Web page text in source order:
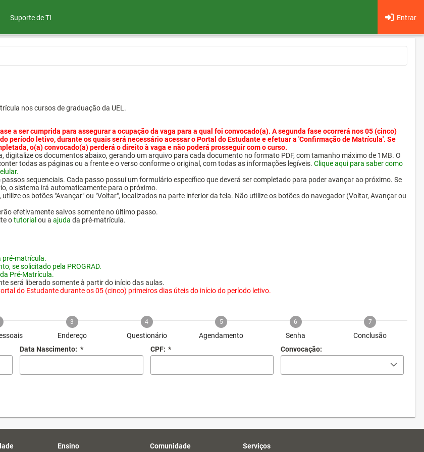
Entrar
Suporte de TI
nos cursos de graduação da UEL.
a ser cumprida para assegurar a ocupação da vaga para a qual foi convocado(a). A segunda fase ocorrerá nos 05 (cinco)
período letivo, durante os quais será necessário acessar o Portal do Estudante e efetuar a 'Confirmação de Matrícula'. Se
o(a) convocado(a) perderá o direito à vaga e não poderá prosseguir com o curso.
digitalize os documentos abaixo, gerando um arquivo para cada documento no formato PDF, com tamanho máximo de 1MB. O
todas as páginas ou a frente e o verso conforme o original, com todas as informações legíveis. Clique aqui para saber como
sequenciais. Cada passo possui um formulário específico que deverá ser completado para poder avançar ao próximo. Se
o sistema irá automaticamente para o próximo.
os botões "Avançar" ou "Voltar", localizados na parte inferior da tela. Não utilize os botões do navegador (Voltar, Avançar ou
efetivamente salvos somente no último passo.
otutorial ou a ajuda da pré-matrícula.
pré-matrícula.
se solicitado pela PROGRAD.
Pré-Matrícula.
será liberado somente à partir do início das aulas.
do Estudante durante os 05 (cinco) primeiros dias úteis do início do período letivo.
3
Endereço
4
Questionário
5
Agendamento
6
Senha
7
Conclusão
Data Nascimento: * CPF: * Convocação:
Ensino Comunidade Serviços